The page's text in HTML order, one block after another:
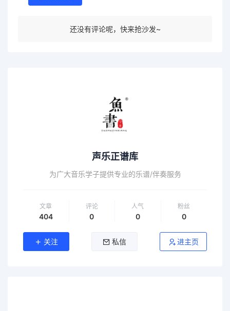
还没有评论呢，快来抢沙发~
声乐正谱库
为广大音乐学子提供专业的乐谱/伴奏服务
文章
404
评论
0
人气
0
粉丝
0
关注 私信 进主页